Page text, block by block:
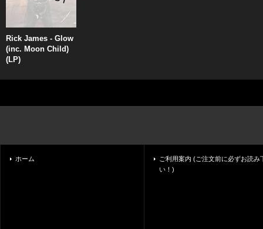
Rick James - Glow
(inc. Moon Child)
(LP)
ホーム
ご利用案内 (ご注文前に必ずお読み
い！)